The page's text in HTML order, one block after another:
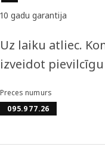
10 gadu garantija
Uz laiku atliec.
izveidot
Preces numurs
095.977.26